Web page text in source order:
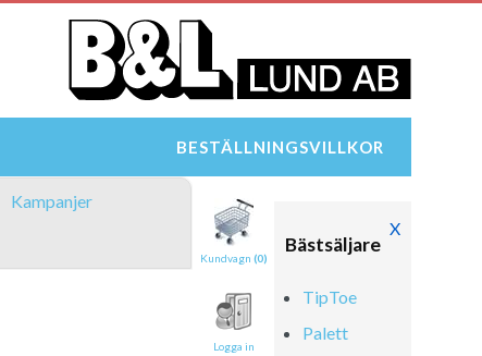
BESTÄLLNINGSVILLKOR
Kampanjer
Kundvagn (0)
Logga in
Bästsäljare
X
TipToe
Palett